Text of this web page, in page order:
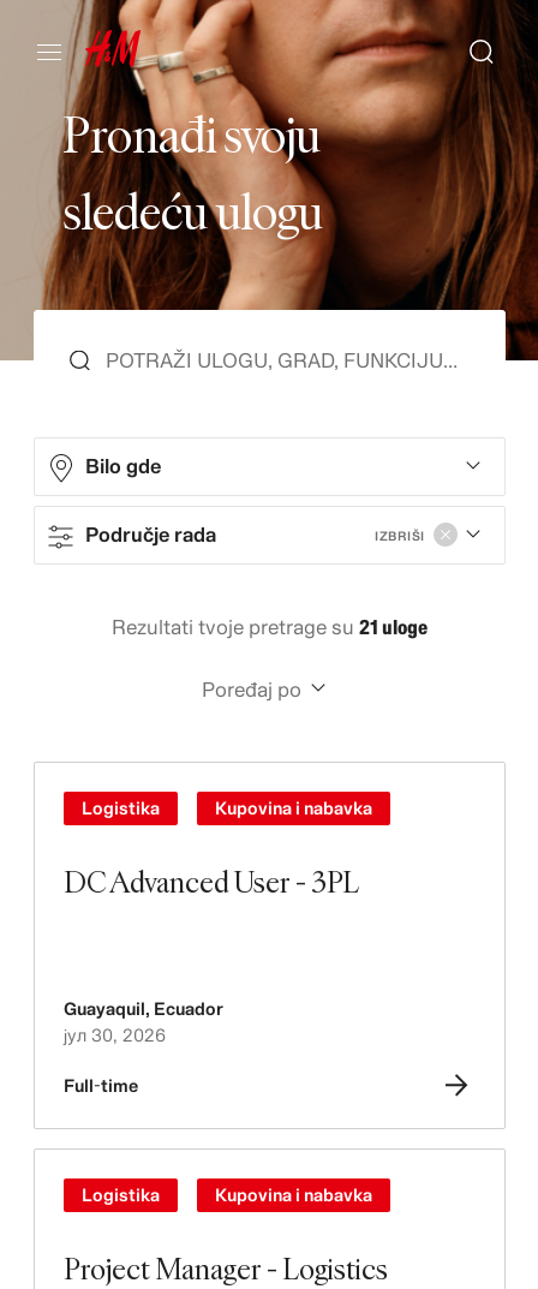
Pronađisvoju
sledećuulogu
Bilo gde
Područje rada IZBRIŠI
Rezultati tvoje pretrage su 21 uloge
Poređaj po
DC Advanced User - 3PL
Logistika Kupovina i nabavka
Guayaquil, Ecuador
јул 30, 2026
Full-time
Project Manager - Logistics
Logistika Kupovina i nabavka